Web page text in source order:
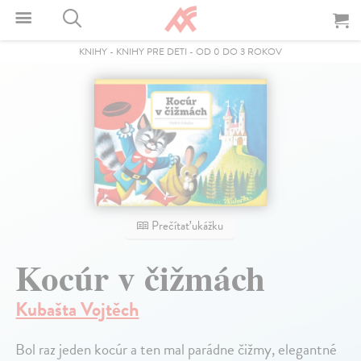
KNIHY - KNIHY PRE DETI - OD 0 DO 3 ROKOV
Prečítať ukážku
Kocúr v čižmách
Kubašta Vojtěch
Bol raz jeden kocúr a ten mal parádne čižmy, elegantné